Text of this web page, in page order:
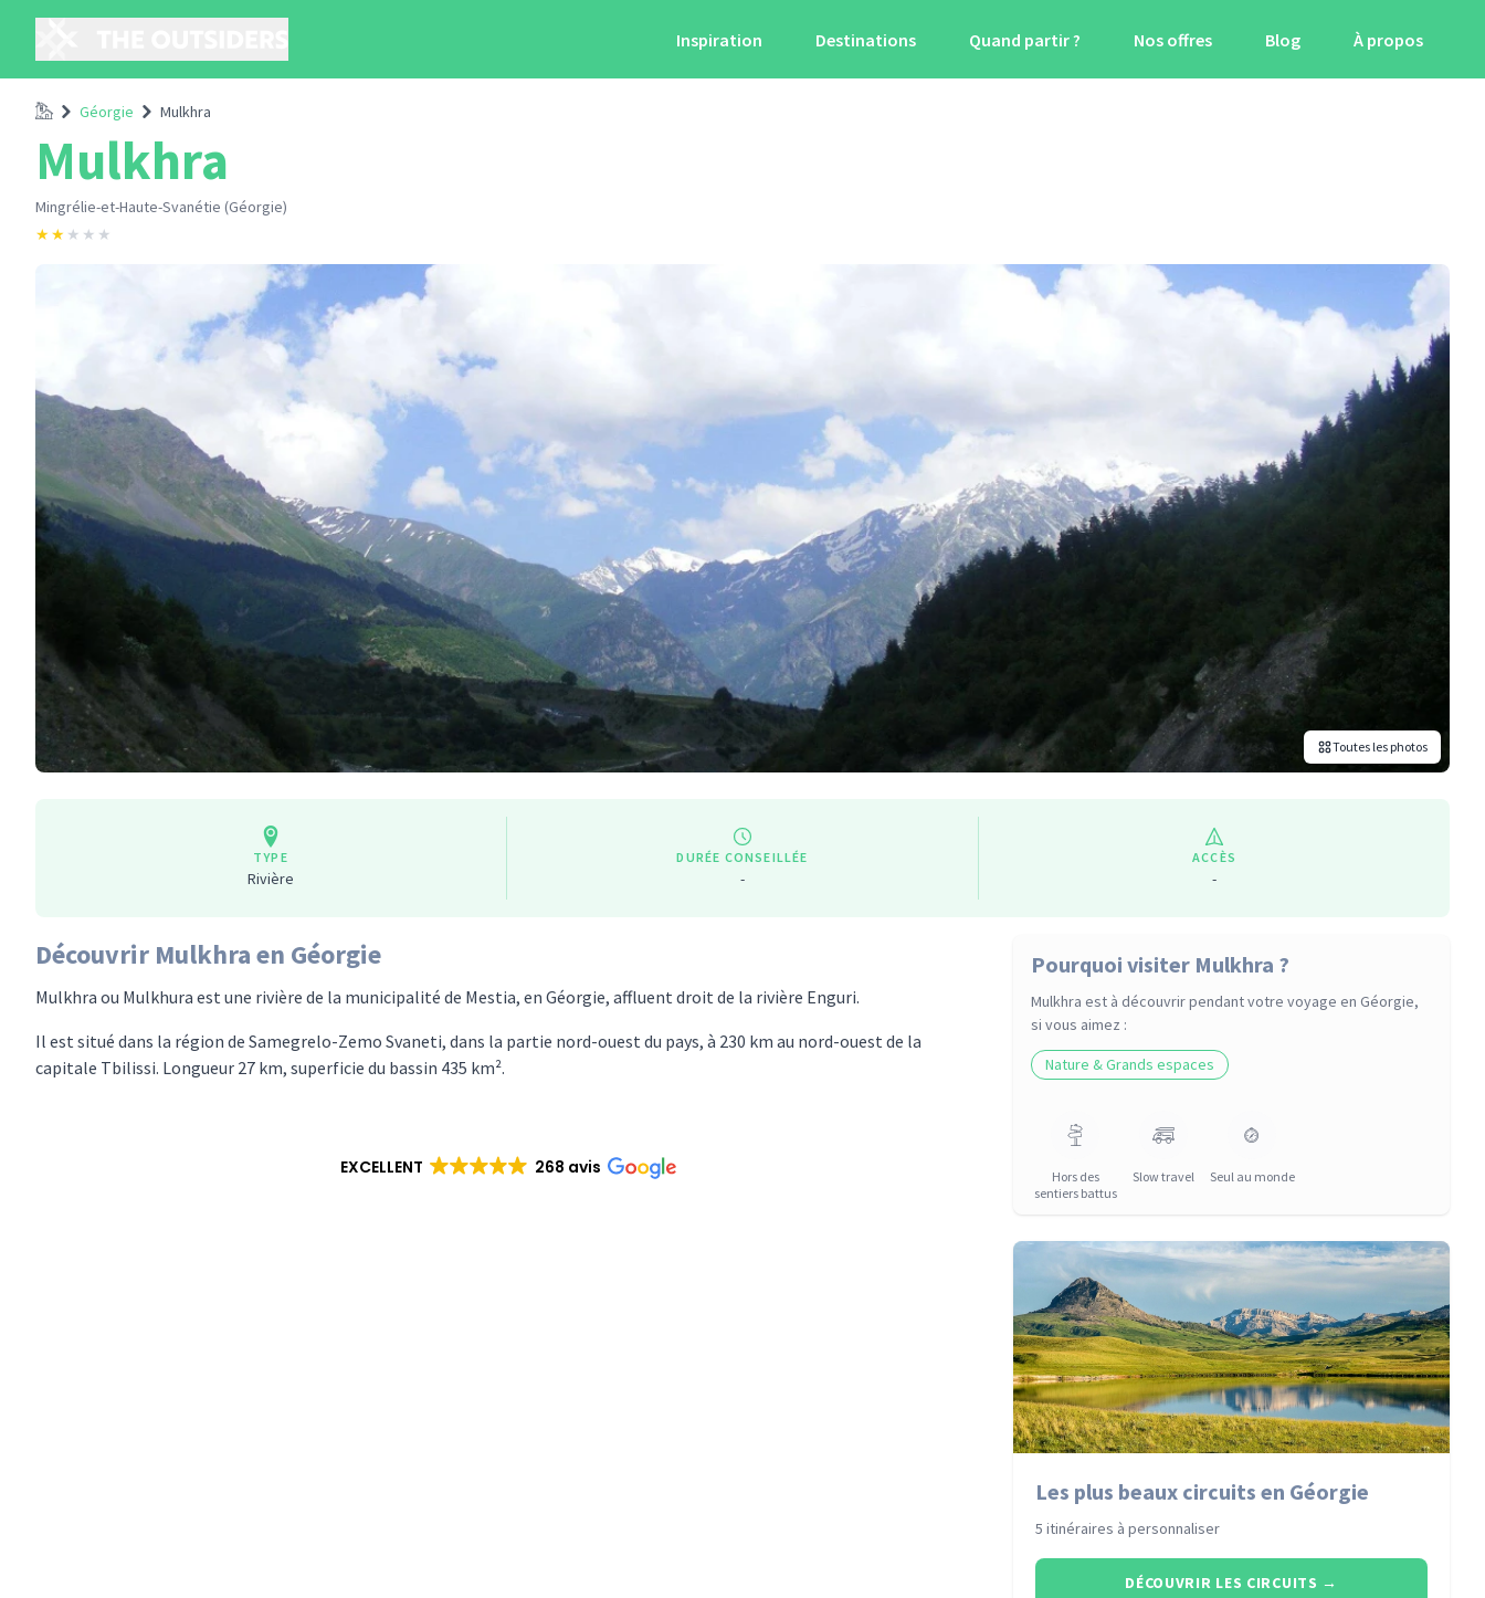
Inspiration Destinations Quand partir ? Nos offres Blog À propos
AccueilGéorgie Mulkhra
Mulkhra
Mingrélie-et-Haute-Svanétie (Géorgie)
★★ ★ ★ ★
Toutes les photos
TYPE
Rivière
DURÉE CONSEILLÉE
-
ACCÈS
-
Découvrir Mulkhra en Géorgie
Mulkhra ou Mulkhura est une rivière de la municipalité de Mestia, en Géorgie, affluent droit de la rivière Enguri.
Il est situé dans la région de Samegrelo-Zemo Svaneti, dans la partie nord-ouest du pays, à 230 km au nord-ouest de la
capitale Tbilissi. Longueur 27 km, superficie du bassin 435 km².
EXCELLENT 268 avis
Pourquoi visiter Mulkhra ?
Mulkhra est à découvrir pendant votre voyage en Géorgie,
si vous aimez :
Nature & Grands espaces
Hors des
sentiers battus
Slow travel Seul au monde
Les plus beaux circuits en Géorgie
5 itinéraires à personnaliser
DÉCOUVRIR LES CIRCUITS →